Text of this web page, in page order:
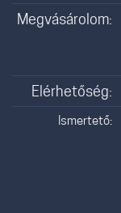
Megvásárolom:
Elérhetőség:
Ismertető: